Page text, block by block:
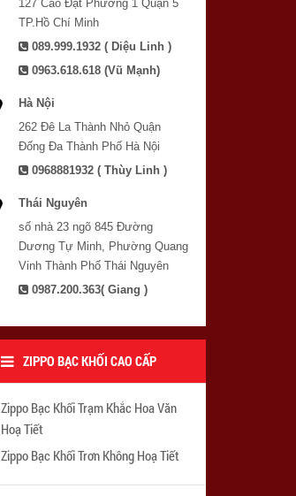
127 Cao Đạt Phường 1 Quận 5
TP.Hồ Chí Minh
089.999.1932 ( Diệu Linh )
0963.618.618 (Vũ Mạnh)
Hà Nội
262 Đê La Thành Nhỏ Quận
Đống Đa Thành Phố Hà Nội
0968881932 ( Thùy Linh )
Thái Nguyên
số nhà 23 ngõ 845 Đường
Dương Tự Minh, Phường Quang
Vinh Thành Phố Thái Nguyên
0987.200.363( Giang )
ZIPPO BẠC KHỐI CAO CẤP
Zippo Bạc Khối Trạm Khắc Hoa Văn
Hoạ Tiết
Zippo Bạc Khối Trơn Không Hoạ Tiết